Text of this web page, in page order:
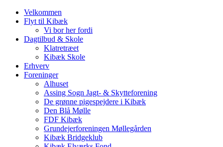
Velkommen
Flyt til Kibæk
Vi bor her fordi
Dagtilbud & Skole
Klatretræet
Kibæk Skole
Erhverv
Foreninger
Alhuset
Assing Sogn Jagt- & Skytteforening
De grønne pigespejdere i Kibæk
Den Blå Mølle
FDF Kibæk
Grundejerforeningen Møllegården
Kibæk Bridgeklub